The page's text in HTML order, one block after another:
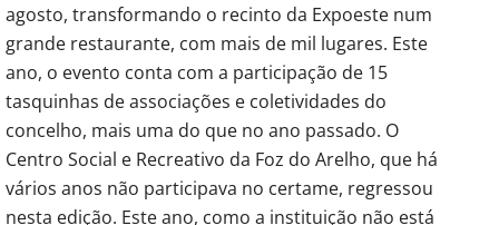
agosto, transformando o recinto da Expoeste num
grande restaurante, com mais de mil lugares. Este
ano, o evento conta com a participação de 15
tasquinhas de associações e coletividades do
concelho, mais uma do que no ano passado. O
Centro Social e Recreativo da Foz do Arelho, que há
vários anos não participava no certame, regressou
nesta edição. Este ano, como a instituição não está